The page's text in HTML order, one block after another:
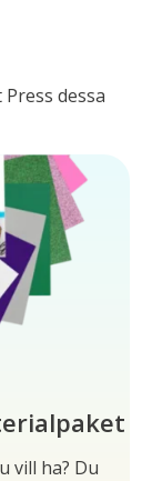
dessa
vill ha? Du